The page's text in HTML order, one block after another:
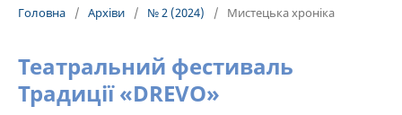
Головна / Архіви / № 2 (2024) / Мистецька хроніка
Театральний фестиваль
Традиції «DREVO»